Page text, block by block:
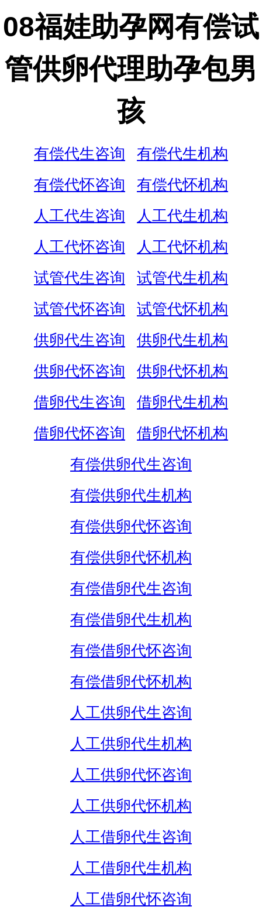
08福娃助孕网有偿试
管供卵代理助孕包男
孩
有偿代生咨询
有偿代生机构
有偿代怀咨询
有偿代怀机构
人工代生咨询
人工代生机构
人工代怀咨询
人工代怀机构
试管代生咨询
试管代生机构
试管代怀咨询
试管代怀机构
供卵代生咨询
供卵代生机构
供卵代怀咨询
供卵代怀机构
借卵代生咨询
借卵代生机构
借卵代怀咨询
借卵代怀机构
有偿供卵代生咨询
有偿供卵代生机构
有偿供卵代怀咨询
有偿供卵代怀机构
有偿借卵代生咨询
有偿借卵代生机构
有偿借卵代怀咨询
有偿借卵代怀机构
人工供卵代生咨询
人工供卵代生机构
人工供卵代怀咨询
人工供卵代怀机构
人工借卵代生咨询
人工借卵代生机构
人工借卵代怀咨询